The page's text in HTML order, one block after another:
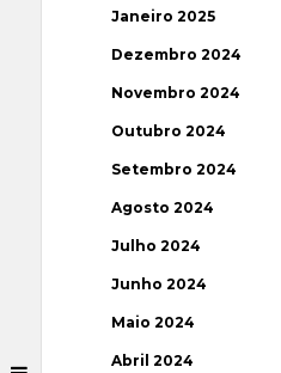
Janeiro 2025
Dezembro 2024
Novembro 2024
Outubro 2024
Setembro 2024
Agosto 2024
Julho 2024
Junho 2024
Maio 2024
Abril 2024